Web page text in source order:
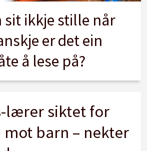
sit ikkje stille når
er det ein
å lese på?
lærer siktet for
mot barn – nekter